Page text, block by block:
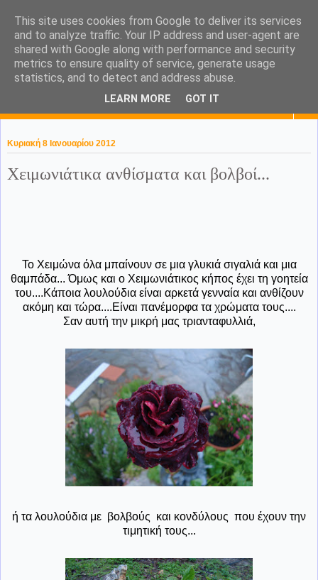
KaPa. Me without you...tea
without a biscuit!
Κυριακή 8 Ιανουαρίου 2012
Χειμωνιάτικα ανθίσματα και βολβοί...
Το Χειμώνα όλα μπαίνουν σε μια γλυκιά σιγαλιά και μια
θαμπάδα... Όμως και ο Χειμωνιάτικος κήπος έχει τη γοητεία
του....Κάποια λουλούδια είναι αρκετά γενναία και ανθίζουν
ακόμη και τώρα....Είναι πανέμορφα τα χρώματα τους....
Σαν αυτή την μικρή μας τριανταφυλλιά,
ή τα λουλούδια με βολβούς και κονδύλους που έχουν την
τιμητική τους...
This site uses cookies from Google to deliver its services
and to analyze traffic. Your IP address and user-agent are
shared with Google along with performance and security
metrics to ensure quality of service, generate usage
statistics, and to detect and address abuse.
LEARN MORE GOT IT